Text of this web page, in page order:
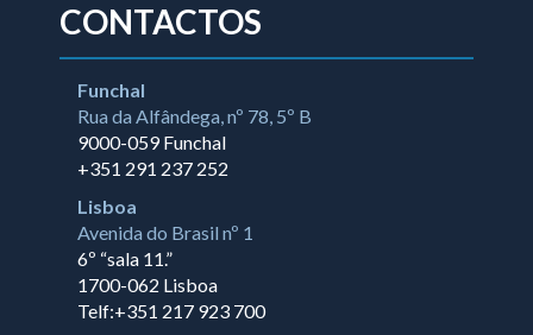
CONTACTOS
Funchal
Rua da Alfândega, nº 78, 5º B
9000-059 Funchal
+351 291 237 252
Lisboa
Avenida do Brasil nº 1
6º “sala 11.”
1700-062 Lisboa
Telf:+351 217 923 700